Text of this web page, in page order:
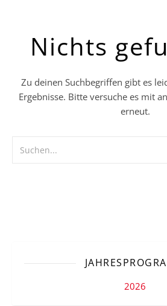
Nichts
Zu deinen Suchbegriffen gibt es
Ergebnisse. Bitte versuche es mit
erneut.
2026